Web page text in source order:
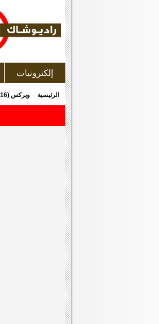
إلكترونيات
الرئيسية ويركس (3616-26) جراب تابلت 9 بوصة